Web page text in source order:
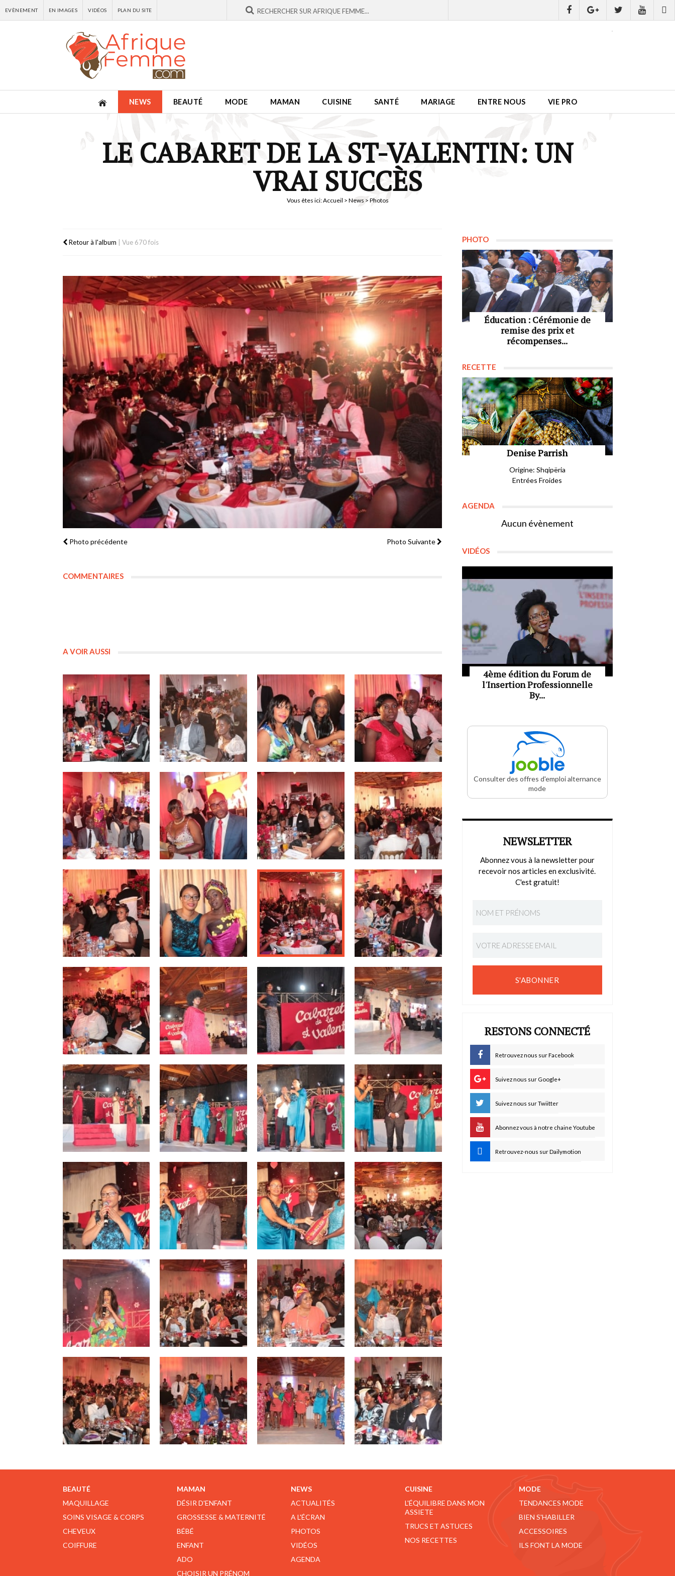
EVÈNEMENT EN IMAGES VIDÉOS PLAN DU SITE
NEWS BEAUTÉ MODE MAMAN CUISINE SANTÉ MARIAGE ENTRE NOUS VIE PRO
LE CABARET DE LA ST-VALENTIN: UN
VRAI SUCCÈS
Vous êtes ici:Accueil > News > Photos
Retour à l'album Vue 670 fois
Photo précédente Photo Suivante
COMMENTAIRES
A VOIR AUSSI
PHOTO
Éducation : Cérémonie de
remise des prix et
récompenses...
RECETTE
Denise Parrish
Origine: Shqipëria
Entrées Froides
AGENDA
Aucun évènement
VIDÉOS
4ème édition du Forum de
l'Insertion Professionnelle
By...
Consulter des offres d'emploi alternance
mode
NEWSLETTER
Abonnez vous à la newsletter pour
recevoir nos articles en exclusivité.
C'est gratuit!
S'ABONNER
RESTONS CONNECTÉ
Retrouvez nous sur Facebook
Suivez nous sur Google+
Suivez nous sur Twiitter
Abonnez vous à notre chaine Youtube
Retrouvez-nous sur Dailymotion
BEAUTÉ
MAQUILLAGE
SOINS VISAGE & CORPS
CHEVEUX
COIFFURE
MAMAN
DÉSIR D'ENFANT
GROSSESSE & MATERNITÉ
BÉBÉ
ENFANT
ADO
CHOISIR UN PRÉNOM
NEWS
ACTUALITÉS
A L'ÉCRAN
PHOTOS
VIDÉOS
AGENDA
CUISINE
L'ÉQUILIBRE DANS MON
ASSIETE
TRUCS ET ASTUCES
NOS RECETTES
MODE
TENDANCES MODE
BIEN S'HABILLER
ACCESSOIRES
ILS FONT LA MODE